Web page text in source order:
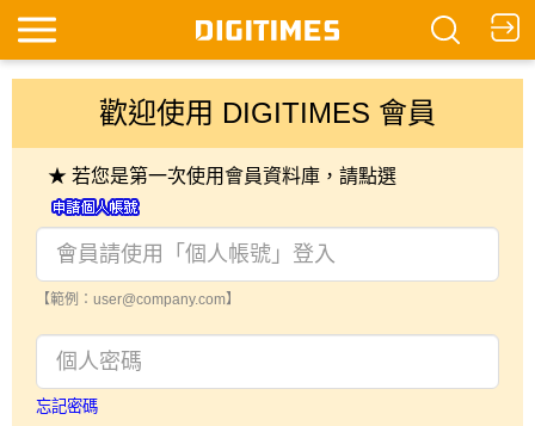
歡迎使用 DIGITIMES 會員
★ 若您是第一次使用會員資料庫，請點選
【範例：user@company.com】
忘記密碼